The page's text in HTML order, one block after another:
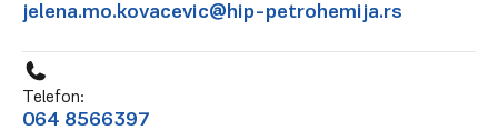
jelena.mo.kovacevic@hip-petrohemija.rs
Telefon:
064 8566397